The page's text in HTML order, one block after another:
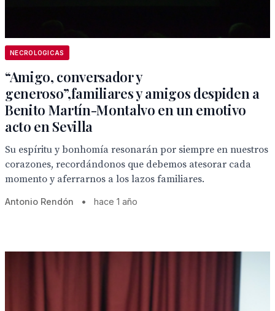
NECROLOGICAS
“Amigo, conversador y
generoso”,familiares y amigos despiden a
Benito Martín-Montalvo en un emotivo
acto en Sevilla
Su espíritu y bonhomía resonarán por siempre en nuestros
corazones, recordándonos que debemos atesorar cada
momento y aferrarnos a los lazos familiares.
Antonio Rendón • hace 1 año